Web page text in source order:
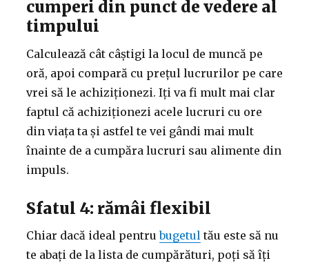
cumperi din punct de vedere al
timpului
Calculează cât câștigi la locul de muncă pe
oră, apoi compară cu prețul lucrurilor pe care
vrei să le achiziționezi. Iți va fi mult mai clar
faptul că achiziționezi acele lucruri cu ore
din viața ta și astfel te vei gândi mai mult
înainte de a cumpăra lucruri sau alimente din
impuls.
Sfatul 4: rămâi flexibil
Chiar dacă ideal pentrubugetultău este să nu
te abați de la lista de cumpărături, poți să îți